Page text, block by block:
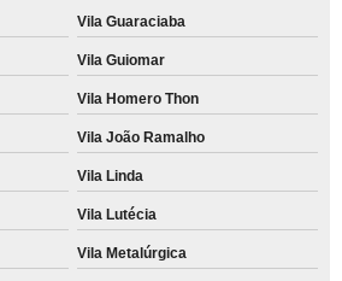
Vila Guaraciaba
Vila Guiomar
Vila Homero Thon
Vila João Ramalho
Vila Linda
Vila Lutécia
Vila Metalúrgica